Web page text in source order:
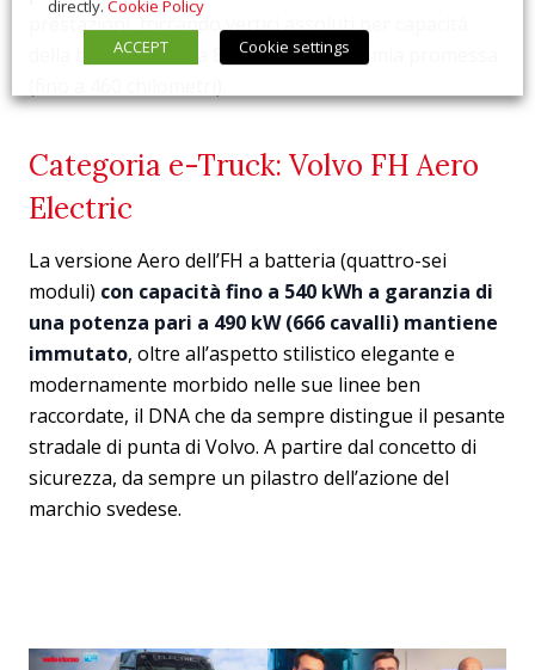
prestazioni, toccando vertici assoluti per capacità
della batteria (fino a 87 kWh) e autonomia promessa
Categoria e-Truck: Volvo FH Aero
Electric
La versione Aero dell’FH a batteria (quattro-sei
moduli) con capacità fino a 540 kWh a garanzia di
una potenza pari a 490 kW (666 cavalli) mantiene
immutato, oltre all’aspetto stilistico elegante e
modernamente morbido nelle sue linee ben
raccordate, il DNA che da sempre distingue il pesante
stradale di punta di Volvo. A partire dal concetto di
sicurezza, da sempre un pilastro dell’azione del
marchio svedese.
directly. Cookie Policy
ACCEPT
Cookie settings